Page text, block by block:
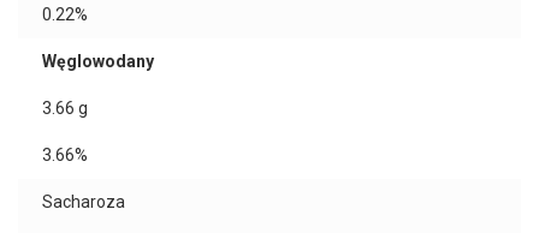
0.22%
Węglowodany
3.66 g
3.66%
Sacharoza